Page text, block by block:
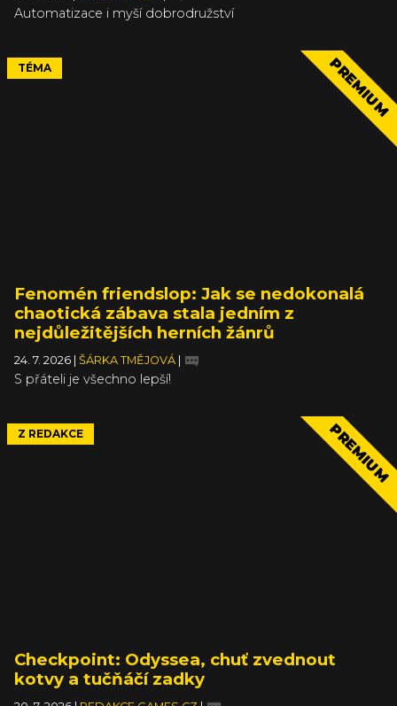
Automatizace i myší dobrodružství
TÉMA PREMIUM
Fenomén friendslop: Jak se nedokonalá
chaotická zábava stala jedním z
nejdůležitějších herních žánrů
24. 7. 2026 ŠÁRKA TMĚJOVÁ
S přáteli je všechno lepší!
Z REDAKCE PREMIUM
Checkpoint: Odyssea, chuť zvednout
kotvy a tučňáčí zadky